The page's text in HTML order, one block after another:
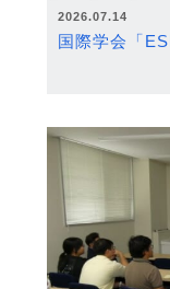
2026.07.14
国際学会「